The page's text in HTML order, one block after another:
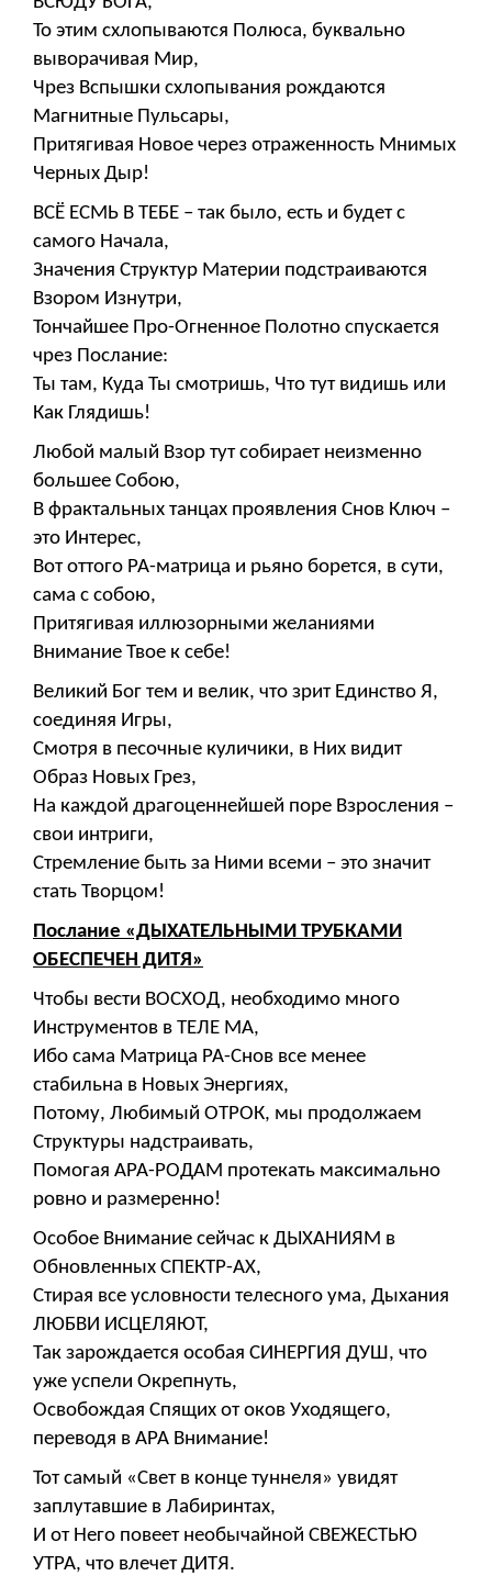
То этим схлопываются Полюса, буквально
выворачивая Мир,
Чрез Вспышки схлопывания рождаются
Магнитные Пульсары,
Притягивая Новое через отраженность Мнимых
Черных Дыр!
ВСЁ ЕСМЬ В ТЕБЕ – так было, есть и будет с
самого Начала,
Значения Структур Материи подстраиваются
Взором Изнутри,
Тончайшее Про-Огненное Полотно спускается
чрез Послание:
Ты там, Куда Ты смотришь, Что тут видишь или
Как Глядишь!
Любой малый Взор тут собирает неизменно
большее Собою,
В фрактальных танцах проявления Снов Ключ –
это Интерес,
Вот оттого РА-матрица и рьяно борется, в сути,
сама с собою,
Притягивая иллюзорными желаниями
Внимание Твое к себе!
Великий Бог тем и велик, что зрит Единство Я,
соединяя Игры,
Смотря в песочные куличики, в Них видит
Образ Новых Грез,
На каждой драгоценнейшей поре Взросления –
свои интриги,
Стремление быть за Ними всеми – это значит
стать Творцом!
Послание «ДЫХАТЕЛЬНЫМИ ТРУБКАМИ
ОБЕСПЕЧЕН ДИТЯ»
Чтобы вести ВОСХОД, необходимо много
Инструментов в ТЕЛЕ МА,
Ибо сама Матрица РА-Снов все менее
стабильна в Новых Энергиях,
Потому, Любимый ОТРОК, мы продолжаем
Структуры надстраивать,
Помогая АРА-РОДАМ протекать максимально
ровно и размеренно!
Особое Внимание сейчас к ДЫХАНИЯМ в
Обновленных СПЕКТР-АХ,
Стирая все условности телесного ума, Дыхания
ЛЮБВИ ИСЦЕЛЯЮТ,
Так зарождается особая СИНЕРГИЯ ДУШ, что
уже успели Окрепнуть,
Освобождая Спящих от оков Уходящего,
переводя в АРА Внимание!
Тот самый «Свет в конце туннеля» увидят
заплутавшие в Лабиринтах,
И от Него повеет необычайной СВЕЖЕСТЬЮ
УТРА, что влечет ДИТЯ.